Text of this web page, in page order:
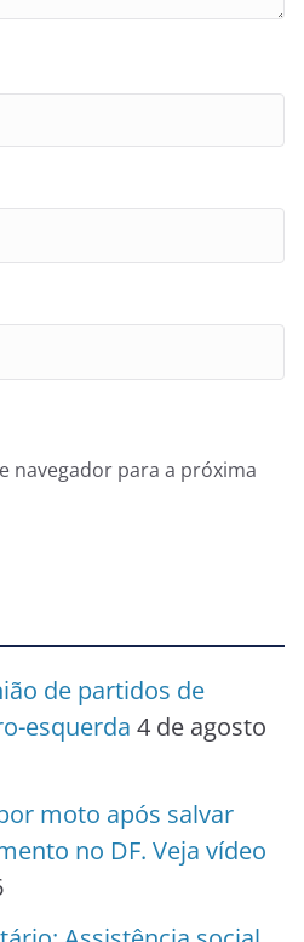
navegador para a próxima
de partidos de
esquerda 4 de agosto
moto após salvar
no DF. Veja vídeo